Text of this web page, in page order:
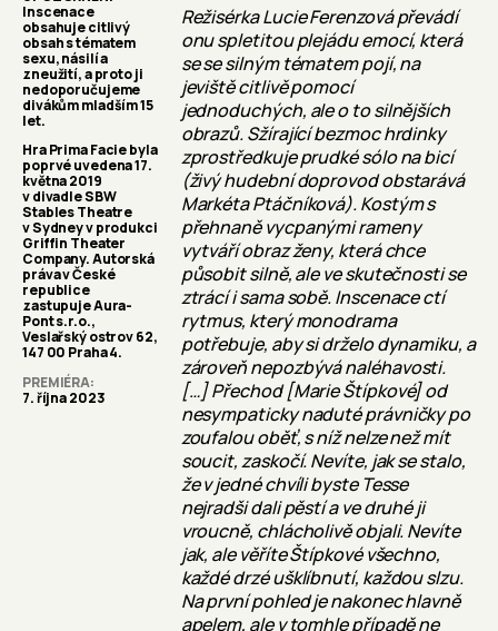
Inscenace
obsahuje citlivý
obsah s tématem
sexu, násilí a
zneužití, a proto ji
nedoporučujeme
divákům mladším 15
let.
Hra Prima Facie byla
poprvé uvedena 17.
května 2019
v divadle SBW
Stables Theatre
v Sydney v produkci
Griffin Theater
Company. Autorská
práva v České
republice
zastupuje Aura-
Pont s.r.o.,
Veslařský ostrov 62,
147 00 Praha 4.
PREMIÉRA
7. října 2023
Režisérka Lucie Ferenzová převádí
onu spletitou plejádu emocí, která
se se silným tématem pojí, na
jeviště citlivě pomocí
jednoduchých, ale o to silnějších
obrazů. Sžírající bezmoc hrdinky
zprostředkuje prudké sólo na bicí
(živý hudební doprovod obstarává
Markéta Ptáčníková). Kostým s
přehnaně vycpanými rameny
vytváří obraz ženy, která chce
působit silně, ale ve skutečnosti se
ztrácí i sama sobě. Inscenace ctí
rytmus, který monodrama
potřebuje, aby si drželo dynamiku, a
zároveň nepozbývá naléhavosti.
[…] Přechod [Marie Štípkové] od
nesympaticky naduté právničky po
zoufalou oběť, s níž nelze než mít
soucit, zaskočí. Nevíte, jak se stalo,
že v jedné chvíli byste Tesse
nejradši dali pěstí a ve druhé ji
vroucně, chlácholivě objali. Nevíte
jak, ale věříte Štípkové všechno,
každé drzé ušklíbnutí, každou slzu.
Na první pohled je nakonec hlavně
apelem, ale v tomhle případě ne